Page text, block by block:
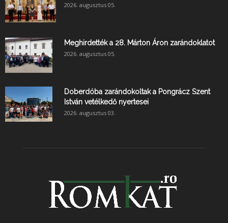
2026. augusztus 05.
Meghirdették a 28. Márton Áron zarándoklatot
2026. augusztus 05.
Doberdóba zarándokoltak a Pongrácz Szent
István vetélkedő nyertesei
2026. augusztus 03.